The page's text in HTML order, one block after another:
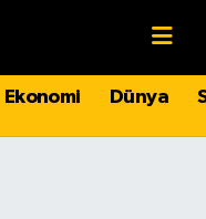
Ekonomi Dünya